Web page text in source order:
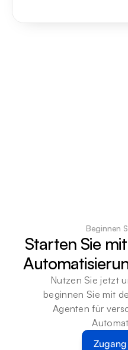
Beginnen
Starten Sie
Nutzen Sie jetzt
beginnen Sie mit
Agenten für